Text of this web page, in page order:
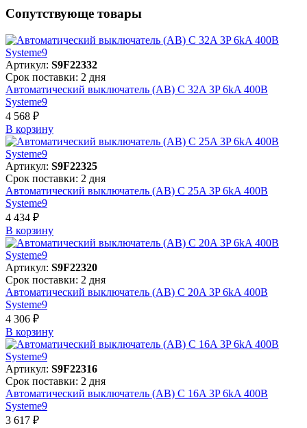
Сопутствующе товары
Артикул: S9F22332
Срок поставки: 2 дня
Автоматический выключатель (АВ) C 32A 3P 6kA 400В
Systeme9
4 568 ₽
В корзинy
Артикул: S9F22325
Срок поставки: 2 дня
Автоматический выключатель (АВ) C 25A 3P 6kA 400В
Systeme9
4 434 ₽
В корзинy
Артикул: S9F22320
Срок поставки: 2 дня
Автоматический выключатель (АВ) C 20A 3P 6kA 400В
Systeme9
4 306 ₽
В корзинy
Артикул: S9F22316
Срок поставки: 2 дня
Автоматический выключатель (АВ) C 16A 3P 6kA 400В
Systeme9
3 617 ₽